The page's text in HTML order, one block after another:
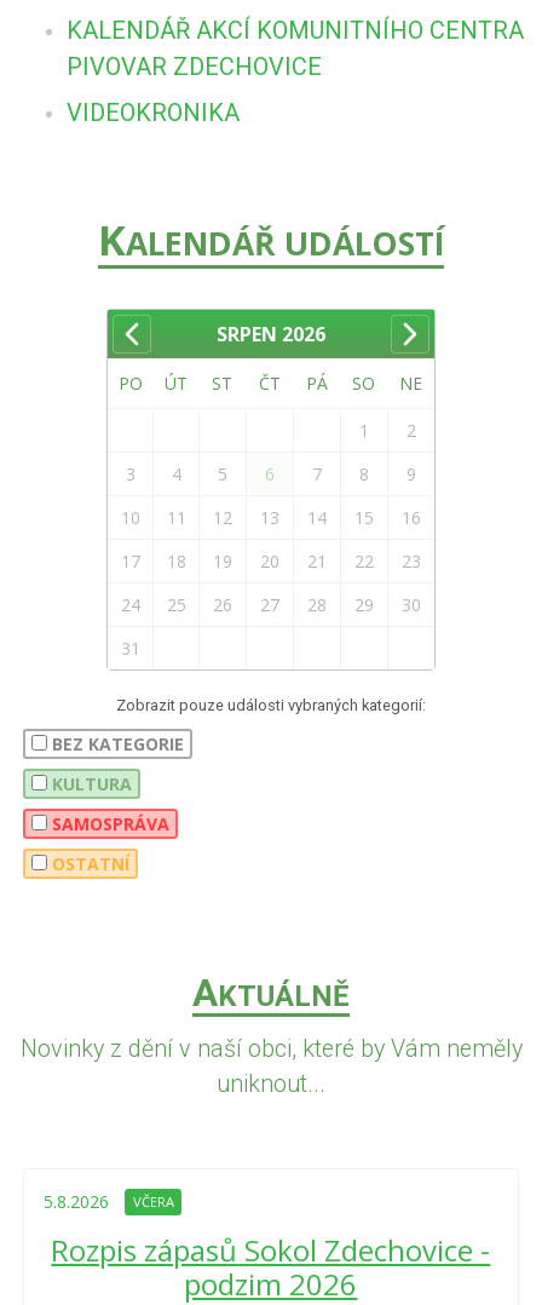
KALENDÁŘ AKCÍ KOMUNITNÍHO CENTRA
PIVOVAR ZDECHOVICE
VIDEOKRONIKA
KALENDÁŘ UDÁLOSTÍ
SRPEN 2026
PO ÚT ST ČT PÁ SO NE
1
2
3
4 5 6 7 8
9
10
11 12 13 14 15
16
17
18 19 20 21 22
23
24
25 26 27 28 29
30
31
Zobrazit pouze události vybraných kategorií:
BEZ KATEGORIE
KULTURA
SAMOSPRÁVA
OSTATNÍ
AKTUÁLNĚ
Novinky z dění v naší obci, které by Vám neměly
uniknout...
5.8.2026 VČERA
Rozpis zápasů Sokol Zdechovice -
podzim 2026